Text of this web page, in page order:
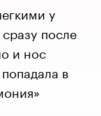
у
после
и нос
в